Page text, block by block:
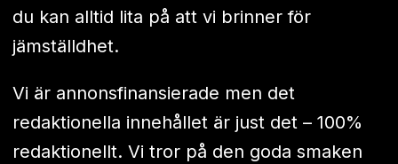
du kan alltid lita på att vi brinner för
jämställdhet.
Vi är annonsfinansierade men det
redaktionella innehållet är just det – 100%
redaktionellt. Vi tror på den goda smaken